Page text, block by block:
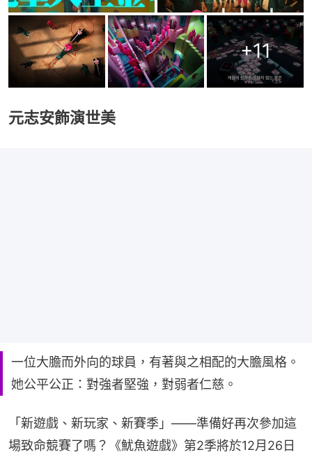
+11
元志安飾演世美
一位大膽而外向的球員，有著與之相配的大膽風格。
她公平公正：對強者堅強，對弱者仁慈。
「新遊戲、新玩家、新賽季」——準備好再次參加這
場致命競賽了嗎？《魷魚遊戲》第2季將於12月26日